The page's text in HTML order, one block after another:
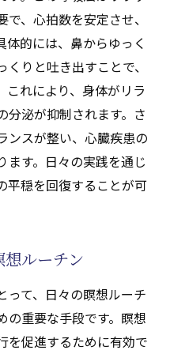
、心拍数を安定させ、
的には、鼻からゆっく
りと吐き出すことで、
これにより、身体がリラ
分泌が抑制されます。さ
ンスが整い、心臓疾患の
ます。日々の実践を通じ
平穏を回復することが可
ルーチン
って、日々の瞑想ルーチ
の重要な手段です。瞑想
を促進するために有効で